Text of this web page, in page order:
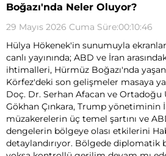
Boğazı'nda Neler Oluyor?
29 Mayıs 2026 Cuma Süre:00:10:46
Hülya Hökenek'in sunumuyla
canlı yayınında; ABD ve İran
ihtimalleri, Hürmüz Boğazı'nda
Körfez'deki son gelişmeler masaya
Doç. Dr. Serhan Afacan ve Ortadoğu
Gökhan Çınkara, Trump yönetiminin
müzakerelerin üç temel şartını ve
dengelerin bölgeye olası etkilerini
detaylandırıyor. Bölgede